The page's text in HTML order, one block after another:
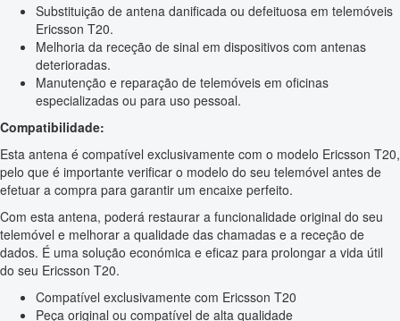
Substituição de antena danificada ou defeituosa em telemóveis
Ericsson T20.
Melhoria da receção de sinal em dispositivos com antenas
deterioradas.
Manutenção e reparação de telemóveis em oficinas
especializadas ou para uso pessoal.
Compatibilidade:
Esta antena é compatível exclusivamente com o modelo Ericsson T20,
pelo que é importante verificar o modelo do seu telemóvel antes de
efetuar a compra para garantir um encaixe perfeito.
Com esta antena, poderá restaurar a funcionalidade original do seu
telemóvel e melhorar a qualidade das chamadas e a receção de
dados. É uma solução económica e eficaz para prolongar a vida útil
do seu Ericsson T20.
Compatível exclusivamente com Ericsson T20
Peça original ou compatível de alta qualidade